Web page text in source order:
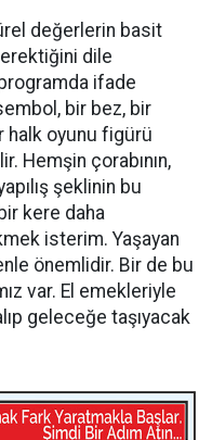
değerlerin basit
dile
ifade
bir bez, bir
halk oyunu figürü
Hemşin çorabının,
şeklinin bu
kere daha
isterim. Yaşayan
önemlidir. Bir de bu
var. El emekleriyle
geleceğe taşıyacak